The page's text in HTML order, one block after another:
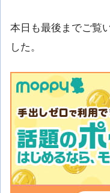
本日も最後までご覧
した。